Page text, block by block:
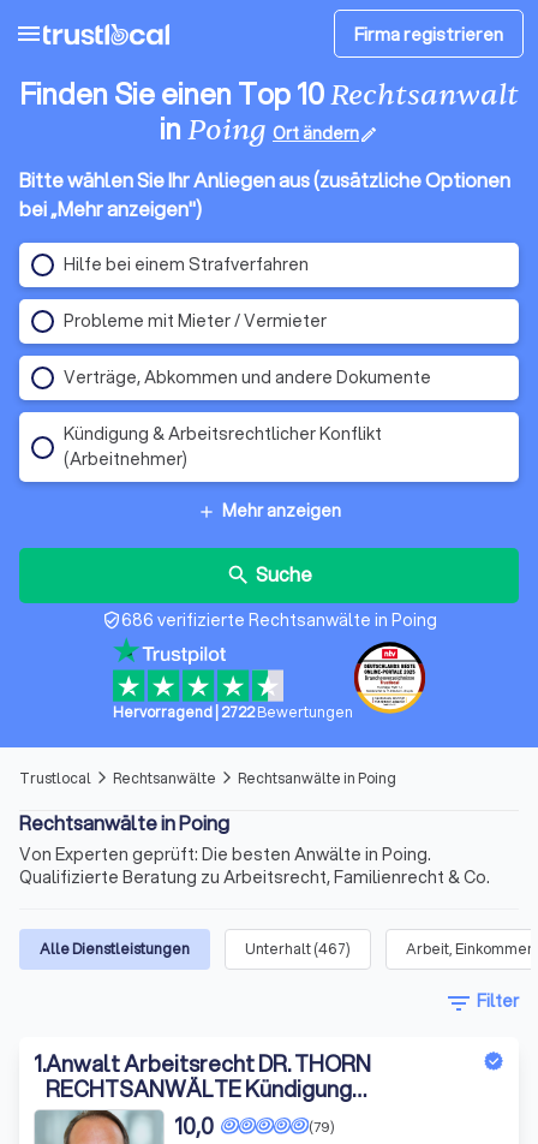
menu Firma registrieren
Finden Sie einen Top 10Rechtsanwalt
inPoing Ort ändernedit
Bitte wählen Sie Ihr Anliegen aus (zusätzliche Optionen
bei „Mehr anzeigen")
Hilfe bei einem Strafverfahren
Probleme mit Mieter / Vermieter
Verträge, Abkommen und andere Dokumente
Kündigung & Arbeitsrechtlicher Konflikt
(Arbeitnehmer)
add Mehr anzeigen
search Suche
verified_user686 verifizierte Rechtsanwälte in Poing
Hervorragend| 2722 Bewertungen
Trustlocal arrow_forward_ios Rechtsanwälte arrow_forward_ios Rechtsanwälte in Poing
Rechtsanwälte in Poing
Von Experten geprüft: Die besten Anwälte in Poing.
Qualifizierte Beratung zu Arbeitsrecht, Familienrecht & Co.
Alle Dienstleistungen Unterhalt(467) Arbeit,
filter_list Filter
1.Anwalt Arbeitsrecht DR. THORN
RECHTSANWÄLTE Kündigung
Aufhebungsvertrag Abfindung
(79)
10,0